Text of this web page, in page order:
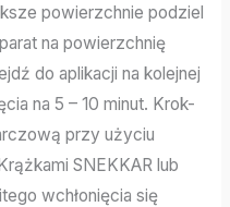
powierzchnie podziel
na powierzchnię
do aplikacji na kolejnej
na 5 – 10 minut. Krok-
przy użyciu
SNEKKAR lub
wchłonięcia się